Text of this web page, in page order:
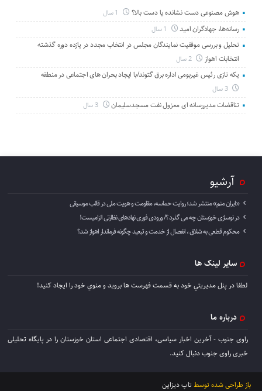
هوش مصنوعی دست نشانده یا دست بالا؟
رسانه‌ها، جهادگران امید
تحلیل و بررسی موفقیت نمایندگان مجلس در انتخاب مجدد در یازده دوره گذشته
انتخابات اهواز
2 سال
یکه تازی رئیس غیربومی اداره برق گتوند/با ایجاد بحران های اجتماعی در منطقه
3 سال
تناقضات مدیررسانه ای معزول نفت مسجدسلیمان 3 سال
آرشیو
«ایران منم» منتشر شد؛ روایت حماسه، مقاومت و هویت ملی در قالب موسیقی
در نوسازی خوزستان چه می گذرد ؟/ ورودی فوری نهادهای نظارتی الزامیست!
محکوم قطعی به شلاق ، انفصال از خدمت و تبعید چگونه فرماندار اهواز شد؟
سایر لینک ها
لطفا در پنل مديريتي خود به قسمت فهرست ها برويد و منوي خود را ايجاد كنيد!
درباره ما
راوی جنوب - آخرین اخبار سیاسی، اقتصادی اجتماعی استان خوزستان را در پایگاه تحلیلی
خبری راوی جنوب دنبال کنید.
باز طراحی شده توسط تاپ دیزاین